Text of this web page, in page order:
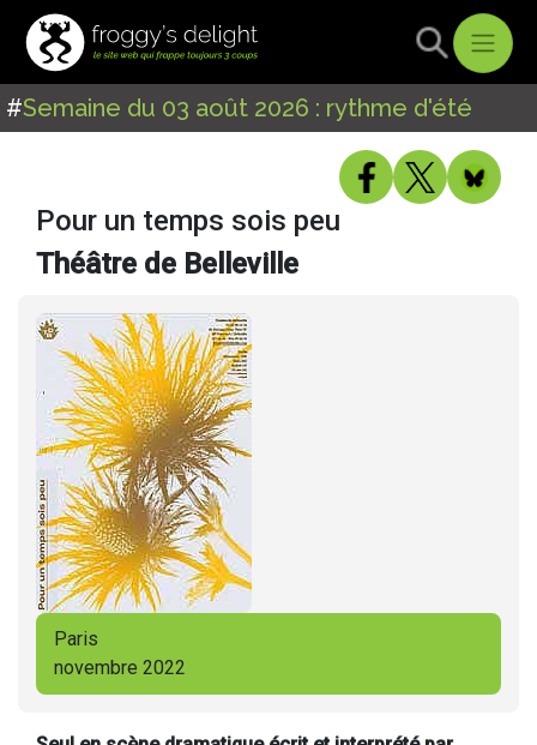
#Semaine du 03 août 2026 : rythme d'été
Pour un temps sois peu
Théâtre de Belleville
Paris
novembre 2022